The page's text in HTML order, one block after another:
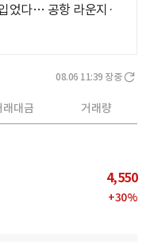
었다… 공항 라운지·
08.06 11:39 장중
래대금 거래량
4,550
+30%